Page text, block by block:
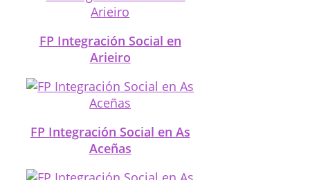
FP Integración Social en
Arieiro
FP Integración Social en As
Aceñas